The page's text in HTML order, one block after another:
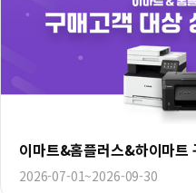
이마트&홈플러스&하이마트
2026-07-01~2026-09-30